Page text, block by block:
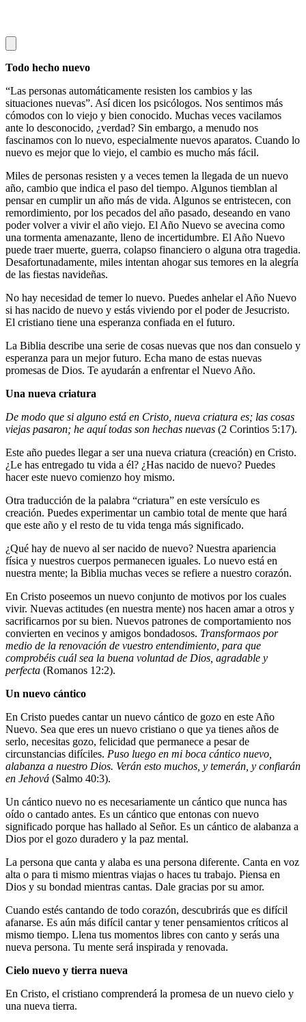
Todo hecho nuevo
“Las personas automáticamente resisten los cambios y las
situaciones nuevas”. Así dicen los psicólogos. Nos sentimos más
cómodos con lo viejo y bien conocido. Muchas veces vacilamos
ante lo desconocido, ¿verdad? Sin embargo, a menudo nos
fascinamos con lo nuevo, especialmente nuevos aparatos. Cuando lo
nuevo es mejor que lo viejo, el cambio es mucho más fácil.
Miles de personas resisten y a veces temen la llegada de un nuevo
año, cambio que indica el paso del tiempo. Algunos tiemblan al
pensar en cumplir un año más de vida. Algunos se entristecen, con
remordimiento, por los pecados del año pasado, deseando en vano
poder volver a vivir el año viejo. El Año Nuevo se avecina como
una tormenta amenazante, lleno de incertidumbre. El Año Nuevo
puede traer muerte, guerra, colapso financiero o alguna otra tragedia.
Desafortunadamente, miles intentan ahogar sus temores en la alegría
de las fiestas navideñas.
No hay necesidad de temer lo nuevo. Puedes anhelar el Año Nuevo
si has nacido de nuevo y estás viviendo por el poder de Jesucristo.
El cristiano tiene una esperanza confiada en el futuro.
La Biblia describe una serie de cosas nuevas que nos dan consuelo y
esperanza para un mejor futuro. Echa mano de estas nuevas
promesas de Dios. Te ayudarán a enfrentar el Nuevo Año.
Una nueva criatura
De modo que si alguno está en Cristo, nueva criatura es; las cosas
viejas pasaron; he aquí todas son hechas nuevas (2 Corintios 5:17).
Este año puedes llegar a ser una nueva criatura (creación) en Cristo.
¿Le has entregado tu vida a él? ¿Has nacido de nuevo? Puedes
hacer este nuevo comienzo hoy mismo.
Otra traducción de la palabra “criatura” en este versículo es
creación. Puedes experimentar un cambio total de mente que hará
que este año y el resto de tu vida tenga más significado.
¿Qué hay de nuevo al ser nacido de nuevo? Nuestra apariencia
física y nuestros cuerpos permanecen iguales. Lo nuevo está en
nuestra mente; la Biblia muchas veces se refiere a nuestro corazón.
En Cristo poseemos un nuevo conjunto de motivos por los cuales
vivir. Nuevas actitudes (en nuestra mente) nos hacen amar a otros y
sacrificarnos por su bien. Nuevos patrones de comportamiento nos
convierten en vecinos y amigos bondadosos. Transformaos por
medio de la renovación de vuestro entendimiento, para que
comprobéis cuál sea la buena voluntad de Dios, agradable y
perfecta (Romanos 12:2).
Un nuevo cántico
En Cristo puedes cantar un nuevo cántico de gozo en este Año
Nuevo. Sea que eres un nuevo cristiano o que ya tienes años de
serlo, necesitas gozo, felicidad que permanece a pesar de
circunstancias difíciles. Puso luego en mi boca cántico nuevo,
alabanza a nuestro Dios. Verán esto muchos, y temerán, y confiarán
en Jehová (Salmo 40:3).
Un cántico nuevo no es necesariamente un cántico que nunca has
oído o cantado antes. Es un cántico que entonas con nuevo
significado porque has hallado al Señor. Es un cántico de alabanza a
Dios por el gozo duradero y la paz mental.
La persona que canta y alaba es una persona diferente. Canta en voz
alta o para ti mismo mientras viajas o haces tu trabajo. Piensa en
Dios y su bondad mientras cantas. Dale gracias por su amor.
Cuando estés cantando de todo corazón, descubrirás que es difícil
afanarse. Es aún más difícil cantar y tener pensamientos críticos al
mismo tiempo. Llena tus momentos libres con canto y serás una
nueva persona. Tu mente será inspirada y renovada.
Cielo nuevo y tierra nueva
En Cristo, el cristiano comprenderá la promesa de un nuevo cielo y
una nueva tierra.